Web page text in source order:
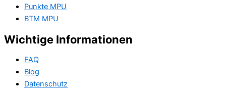
Punkte MPU
BTM MPU
Wichtige Informationen
FAQ
Blog
Datenschutz